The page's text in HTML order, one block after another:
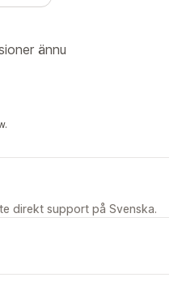
ännu
direkt support på Svenska.